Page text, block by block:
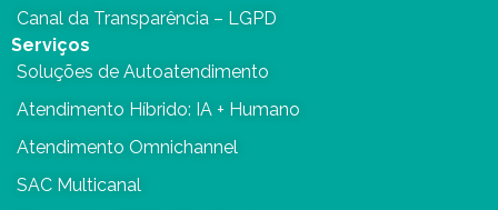
Canal da Transparência – LGPD
Serviços
Soluções de Autoatendimento
Atendimento Híbrido: IA + Humano
Atendimento Omnichannel
SAC Multicanal